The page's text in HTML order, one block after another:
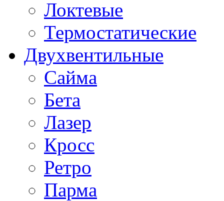
Локтевые
Термостатические
Двухвентильные
Сайма
Бета
Лазер
Кросс
Ретро
Парма